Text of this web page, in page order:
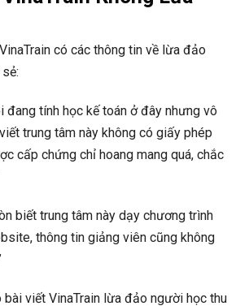
có các thông tin về lừa đảo
đang tính học kế toán ở đây nhưng vô
trung tâm này không có giấy phép
cấp chứng chỉ hoang mang quá, chắc
biết trung tâm này dạy chương trình
thông tin giảng viên cũng không
bài viết VinaTrain lừa đảo người học thu